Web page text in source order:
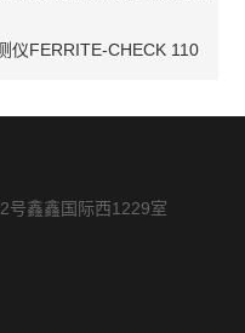
仪FERRITE-CHECK 110
号鑫鑫国际西1229室